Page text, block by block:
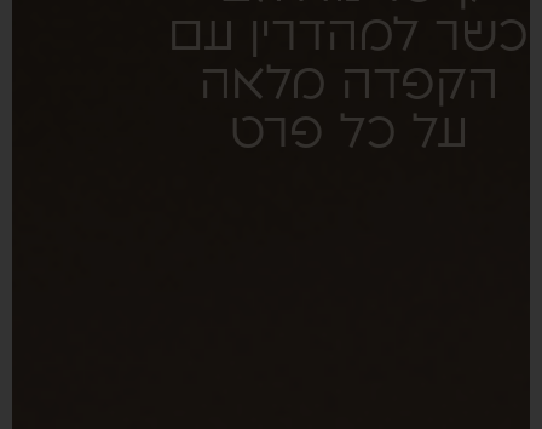
למהדרין עם
הקפדה מלאה
על כל פרט